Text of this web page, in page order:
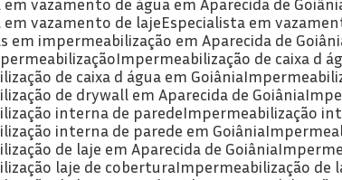
em vazamento de laje Especialista em
em impermeabilização em Aparecida de
Impermeabilização de caixa d
de caixa d água em Goiânia
de drywall em Aparecida de Goiânia
interna de parede Impermeabilização
interna de parede em Goiânia
de laje em Aparecida de Goiânia
laje de cobertura Impermeabilização de